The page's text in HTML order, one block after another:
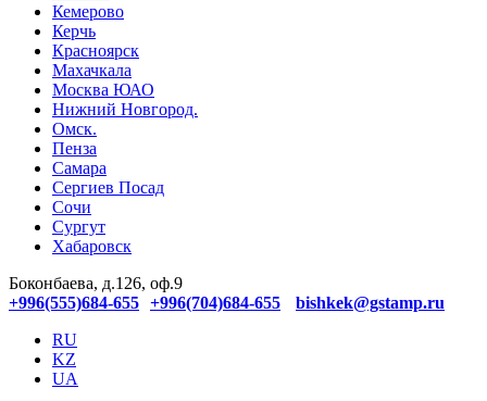
Кемерово
Керчь
Красноярск
Махачкала
Москва ЮАО
Нижний Новгород.
Омск.
Пенза
Самара
Сергиев Посад
Сочи
Сургут
Хабаровск
Боконбаева, д.126, оф.9
+996(555)684-655 +996(704)684-655
bishkek@gstamp.ru
RU
KZ
UA